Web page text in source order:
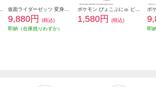
9,880円
(税込)
即納（在庫残りわずか）
1,580円 (税込)
即